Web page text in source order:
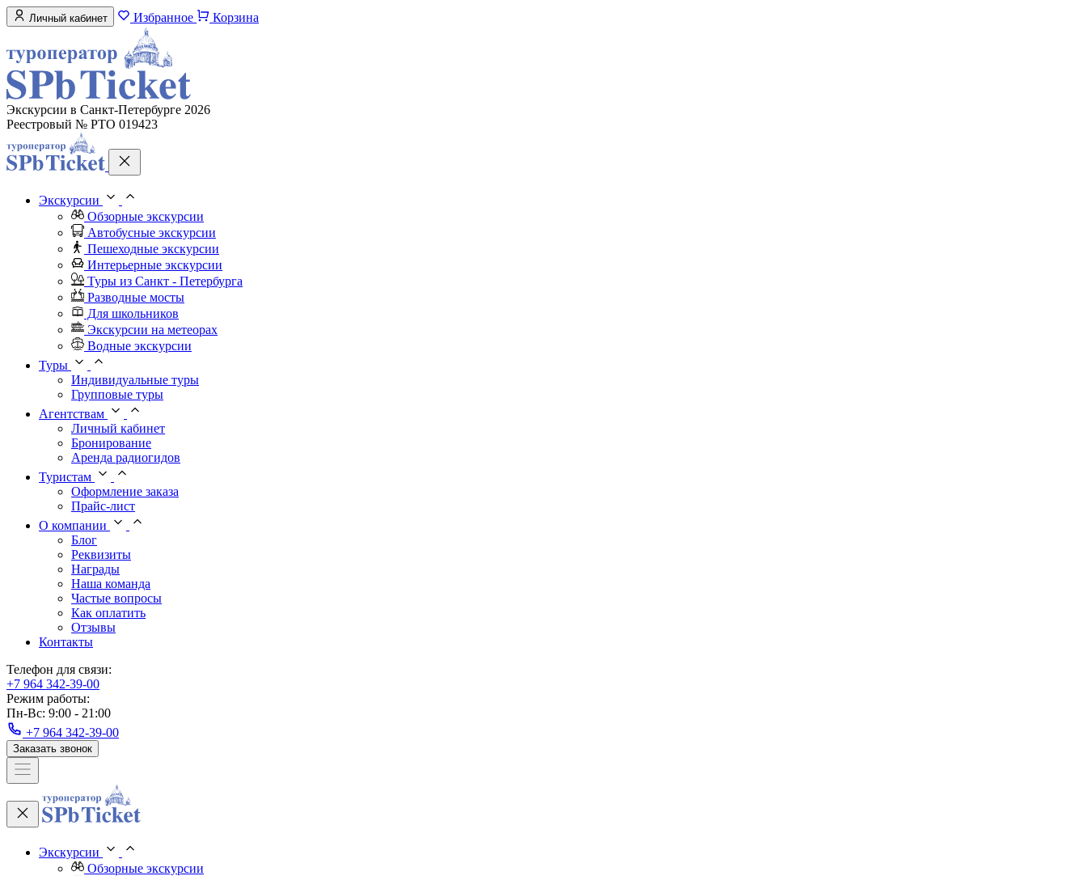
Личный кабинет Избранное Корзина
Экскурсии в Санкт-Петербурге 2026
Реестровый № РТО 019423
Экскурсии
Обзорные экскурсии
Автобусные экскурсии
Пешеходные экскурсии
Интерьерные экскурсии
Туры из Санкт - Петербурга
Разводные мосты
Для школьников
Экскурсии на метеорах
Водные экскурсии
Туры
Индивидуальные туры
Групповые туры
Агентствам
Личный кабинет
Бронирование
Аренда радиогидов
Туристам
Оформление заказа
Прайс-лист
О компании
Блог
Реквизиты
Награды
Наша команда
Частые вопросы
Как оплатить
Отзывы
Контакты
Телефон для связи:
+7 964 342-39-00
Режим работы:
Пн-Вс: 9:00 - 21:00
+7 964 342-39-00
Заказать звонок
Экскурсии
Обзорные экскурсии